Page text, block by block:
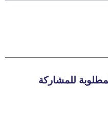
للمشاركة